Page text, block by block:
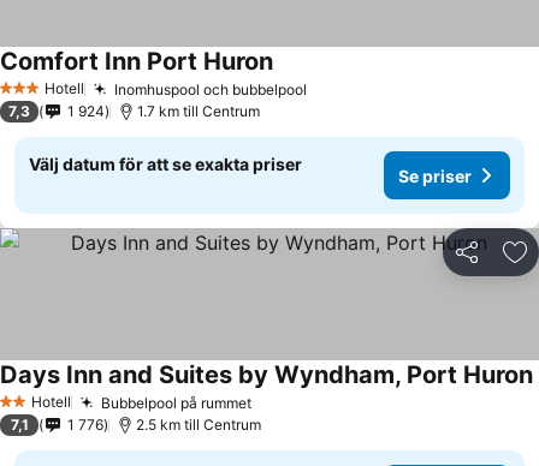
3 StjärnorHotell Inomhuspool och bubbelpool
Comfort Inn Port Huron
7,3 1 924 1.7 km till Centrum
Välj datum för att se exakta priser
Se priser
Dela
2 Stjärnor
Hotell Bubbelpool på rummet
Days Inn and Suites by Wyndham, Port Huron
7,1 1 776 2.5 km till Centrum